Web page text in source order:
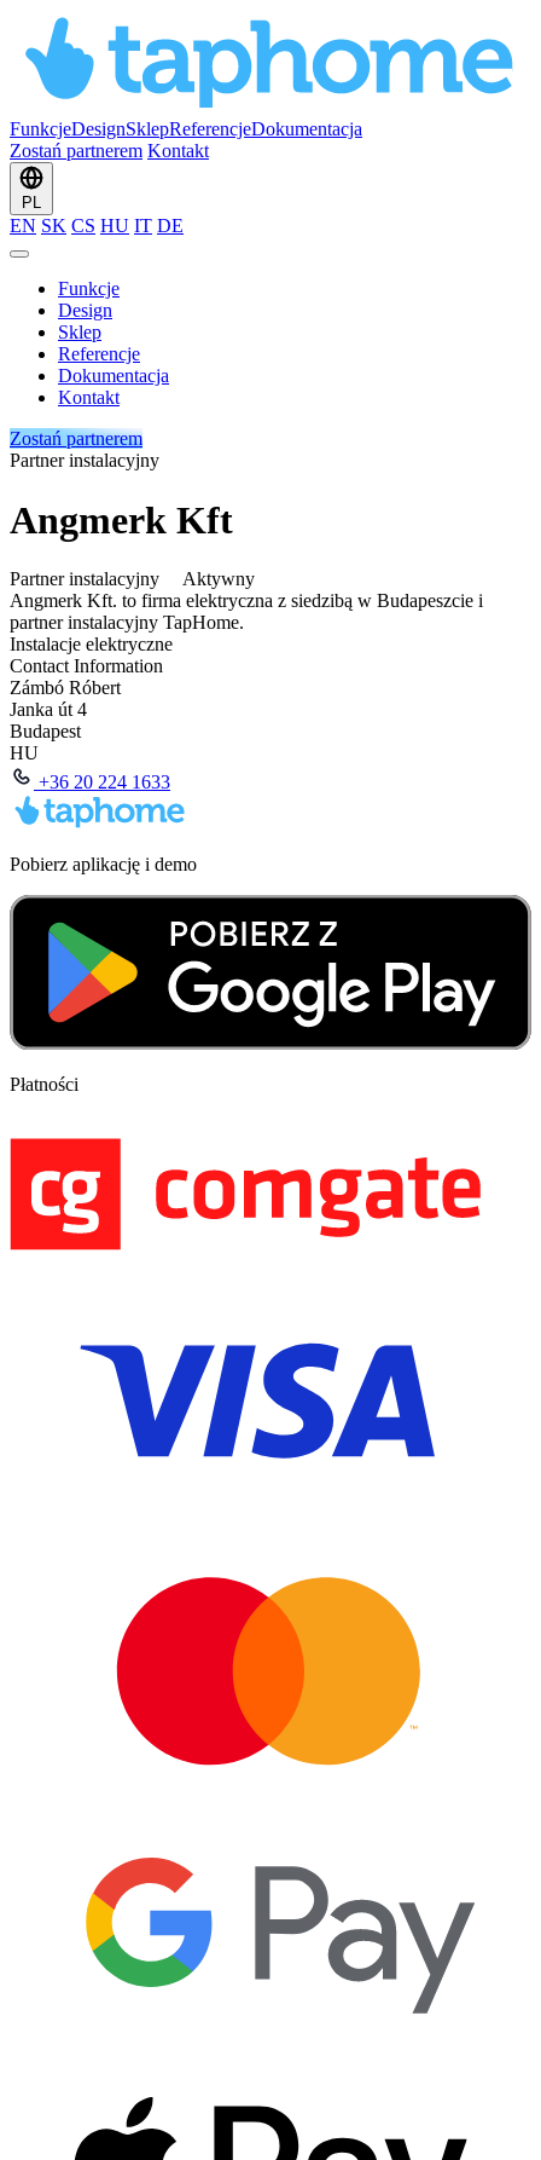
FunkcjeDesignSklepReferencjeDokumentacja
Zostań partnerem Kontakt
PL
EN SK CS HU IT DE
Funkcje
Design
Sklep
Referencje
Dokumentacja
Kontakt
Zostań partnerem
Partner instalacyjny
Angmerk Kft
Partner instalacyjny
Aktywny
Angmerk Kft. to firma elektryczna z siedzibą w Budapeszcie i
partner instalacyjny TapHome.
Instalacje elektryczne
Contact Information
Zámbó Róbert
Janka út 4
Budapest
HU
+36 20 224 1633
Pobierz aplikację i demo
Płatności